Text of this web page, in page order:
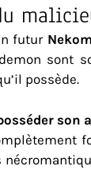
futur
sont
possède.
son